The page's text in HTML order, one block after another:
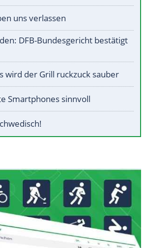
uns verlassen
DFB-Bundesgericht bestätigt
wird der Grill ruckzuck sauber
Smartphones sinnvoll